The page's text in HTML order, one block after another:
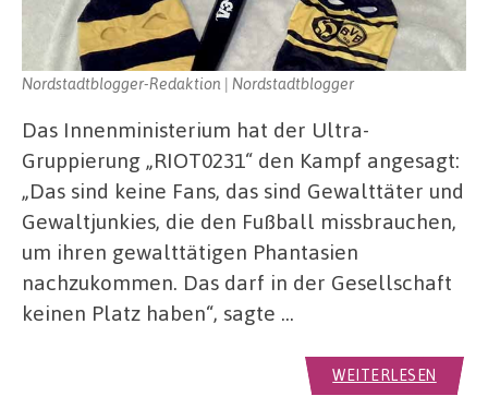
Nordstadtblogger-Redaktion | Nordstadtblogger
Das Innenministerium hat der Ultra-
Gruppierung „RIOT0231“ den Kampf angesagt:
„Das sind keine Fans, das sind Gewalttäter und
Gewaltjunkies, die den Fußball missbrauchen,
um ihren gewalttätigen Phantasien
nachzukommen. Das darf in der Gesellschaft
keinen Platz haben“, sagte …
WEITERLESEN